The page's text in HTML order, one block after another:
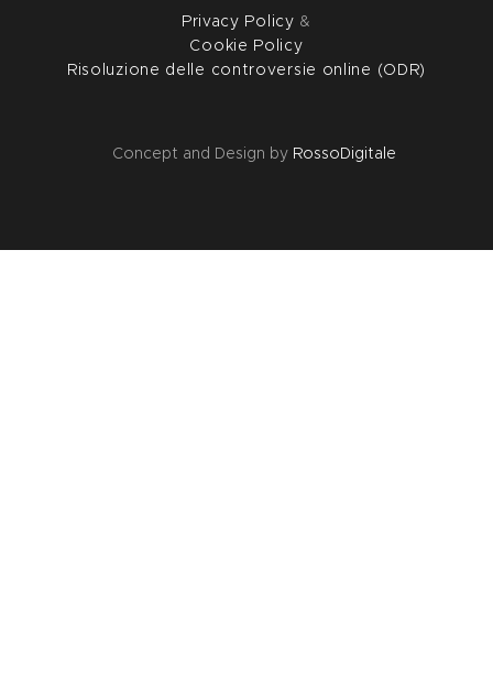
Privacy Policy &
Cookie Policy
Risoluzione delle controversie online (ODR)
Concept and Design by RossoDigitale